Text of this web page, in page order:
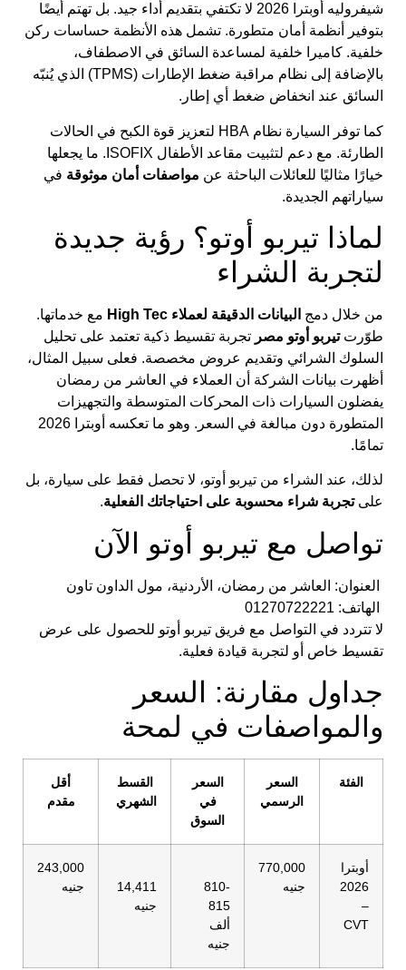
شيفروليه أوبترا 2026 لا تكتفي بتقديم أداء جيد. بل تهتم أيضًا
بتوفير أنظمة أمان متطورة. تشمل هذه الأنظمة حساسات ركن
خلفية. كاميرا خلفية لمساعدة السائق في الاصطفاف،
بالإضافة إلى نظام مراقبة ضغط الإطارات (TPMS) الذي يُنبّه
السائق عند انخفاض ضغط أي إطار.
كما توفر السيارة نظام HBA لتعزيز قوة الكبح في الحالات
الطارئة. مع دعم لتثبيت مقاعد الأطفال ISOFIX. ما يجعلها
خيارًا مثاليًا للعائلات الباحثة عن مواصفات أمان موثوقة في
سياراتهم الجديدة.
لماذا تيربو أوتو؟ رؤية جديدة
لتجربة الشراء
من خلال دمج البيانات الدقيقة لعملاء High Tec
مع خدماتها.
طوّرتتيربو أوتو مصر تجربة تقسيط ذكية تعتمد على تحليل
السلوك الشرائي وتقديم عروض مخصصة. فعلى سبيل المثال،
أظهرت بيانات الشركة أن العملاء في العاشر من رمضان
يفضلون السيارات ذات المحركات المتوسطة والتجهيزات
المتطورة دون مبالغة في السعر. وهو ما تعكسه أوبترا 2026
تمامًا.
لذلك، عند الشراء من تيربو أوتو، لا تحصل فقط على سيارة، بل
علىتجربة شراء محسوبة على احتياجاتك الفعلية.
تواصل مع تيربو أوتو الآن
العنوان: العاشر من رمضان، الأردنية، مول الداون تاون
الهاتف: 01270722221
لا تتردد في التواصل مع فريق تيربو أوتو للحصول على عرض
تقسيط خاص أو لتجربة قيادة فعلية.
جداول مقارنة: السعر
والمواصفات في لمحة
الفئة
السعر
الرسمي
السعر
في
السوق
القسط
الشهري
أقل
مقدم
أوبترا
2026
–
CVT
770,000
جنيه
810-
815
ألف
جنيه
14,411
جنيه
243,000
جنيه